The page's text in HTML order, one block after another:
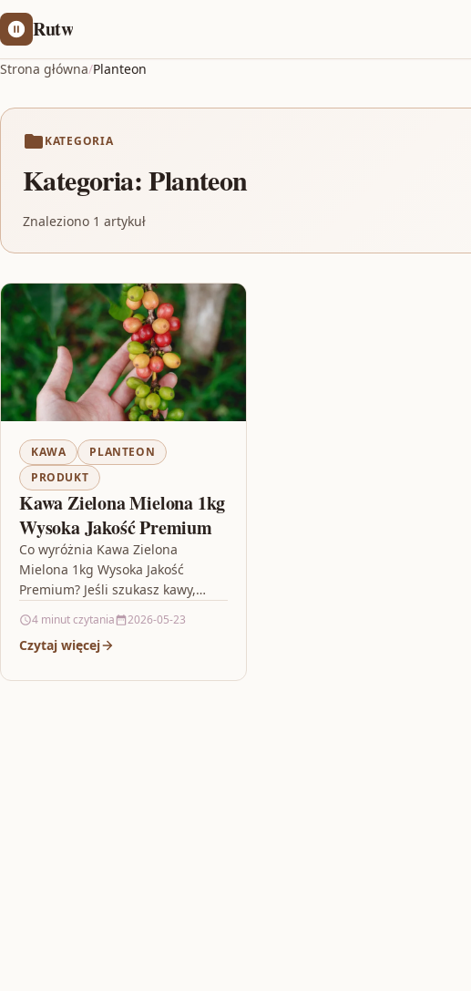
Rutw
Strona główna/Planteon
KATEGORIA
Kategoria:Planteon
Znaleziono 1 artykuł
KAWA
PLANTEON
PRODUKT
Kawa Zielona Mielona 1kg
Wysoka Jakość Premium
Co wyróżnia Kawa Zielona
Mielona 1kg Wysoka Jakość
Premium? Jeśli szukasz kawy,
sprawdza się w domowych
rytuałach parzenia, Kawa…
4 minut czytania 2026-05-23
Czytaj więcej